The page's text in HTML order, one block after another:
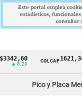
CintilloCOLCAP1621,34 pts
Pico y Placa
Este portal emplea
estadísticos,
consultar